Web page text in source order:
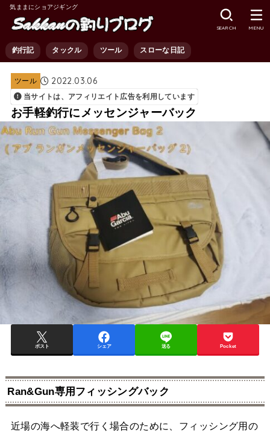
気ままにショアジギング
釣行記 タックル ツール スローな日記
SEARCH MENU
ツール 2022.03.06
当サイトは、アフィリエイト広告を利用しています
お手軽釣行にメッセンジャーバック
ポスト シェア 送る Pocket
Ran&Gun専用フィッシングバック
近場の海へ軽装で行く場合のために、フィッシング用の